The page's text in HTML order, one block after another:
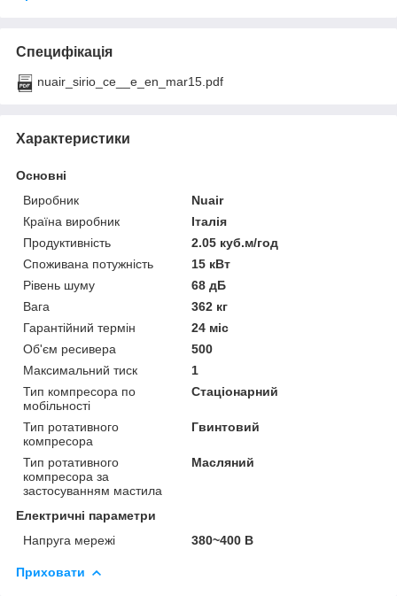
Специфікація
nuair_sirio_ce__e_en_mar15.pdf
Характеристики
Основні
Виробник
Nuair
Країна виробник
Італія
Продуктивність
2.05 куб.м/год
Споживана потужність
15 кВт
Рівень шуму
68 дБ
Вага
362 кг
Гарантійний термін
24 міс
Об'єм ресивера
500
Максимальний тиск
1
Тип компресора по
мобільності
Стаціонарний
Тип ротативного
компресора
Гвинтовий
Тип ротативного
компресора за
застосуванням мастила
Масляний
Електричні параметри
Напруга мережі
380~400 В
Приховати